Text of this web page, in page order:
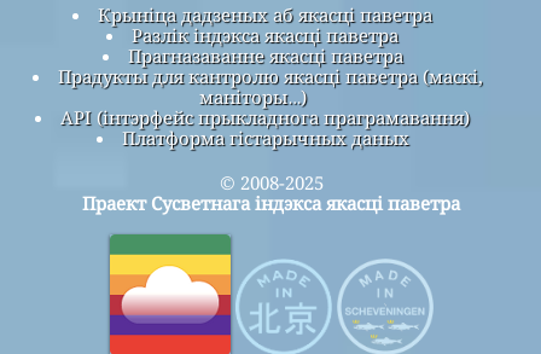
Крыніца дадзеных аб якасці паветра
Разлік індэкса якасці паветра
Прагназаванне якасці паветра
Прадукты для кантролю якасці паветра (маскі,
маніторы…)
API (інтэрфейс прыкладнога праграмавання)
Платформа гістарычных даных
© 2008-2025
Праект Сусветнага індэкса якасці паветра